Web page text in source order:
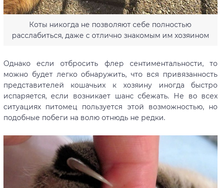
Коты никогда не позволяют себе полностью
расслабиться, даже с отлично знакомым им хозяином
Однако если отбросить флер сентиментальности, то
можно будет легко обнаружить, что вся привязанность
представителей кошачьих к хозяину иногда быстро
испаряется, если возникает шанс сбежать. Не во всех
ситуациях питомец пользуется этой возможностью, но
подобные побеги на волю отнюдь не редки.